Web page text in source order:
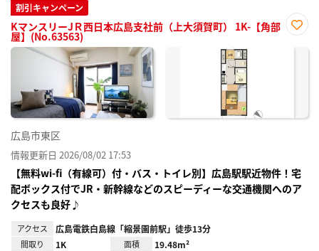
割引キャンペーン
KマンスリーJＲ西日本広島支社前（上大須賀町） 1K-【角部
屋】(No.63563)
に入
広島市東区
情報更新日 2026/08/02 17:53
【無料wi-fi（有線可）付・バス・トイレ別】広島駅駅近物件！宅
配ボックス付でJR・新幹線などのスピーディーな交通機関へのア
クセスも良好♪
アクセス 広島電鉄白島線「縮景園前駅」徒歩13分
間取り 1K 面積 19.48m²